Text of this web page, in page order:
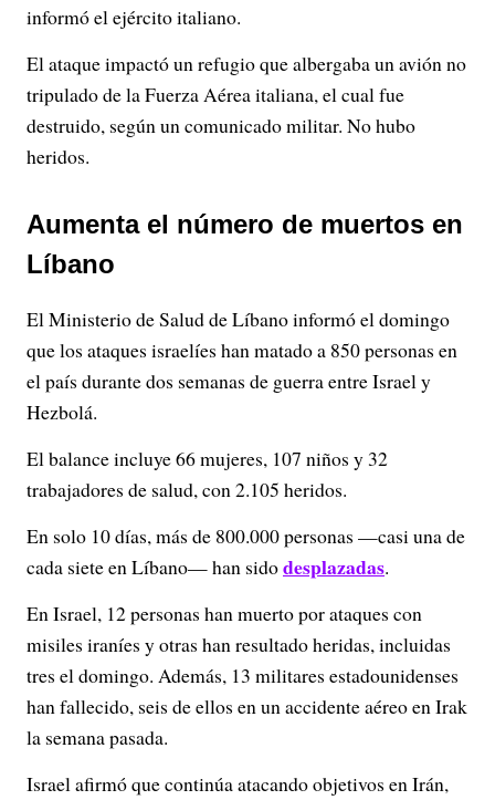
informó el ejército italiano.
El ataque impactó un refugio que albergaba un avión no
tripulado de la Fuerza Aérea italiana, el cual fue
destruido, según un comunicado militar. No hubo
heridos.
Aumenta el número de muertos en
Líbano
El Ministerio de Salud de Líbano informó el domingo
que los ataques israelíes han matado a 850 personas en
el país durante dos semanas de guerra entre Israel y
Hezbolá.
El balance incluye 66 mujeres, 107 niños y 32
trabajadores de salud, con 2.105 heridos.
En solo 10 días, más de 800.000 personas —casi una de
cada siete en Líbano— han sidodesplazadas.
En Israel, 12 personas han muerto por ataques con
misiles iraníes y otras han resultado heridas, incluidas
tres el domingo. Además, 13 militares estadounidenses
han fallecido, seis de ellos en un accidente aéreo en Irak
la semana pasada.
Israel afirmó que continúa atacando objetivos en Irán,